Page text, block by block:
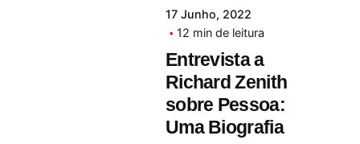
17 Junho, 2022
12 min de leitura
Entrevista a
Richard Zenith
sobre Pessoa:
Uma Biografia